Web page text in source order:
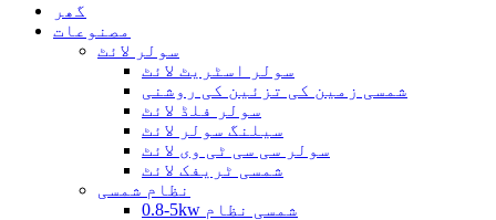
گھر
مصنوعات
سولر لائٹ
سولر اسٹریٹ لائٹ
شمسی زمین کی تزئین کی روشنی
سولر فلڈ لائٹ
سیلنگ سولر لائٹ
سولر سی سی ٹی وی لائٹ
شمسی ٹریفک لائٹ
نظام شمسی
0.8-5kw شمسی نظام